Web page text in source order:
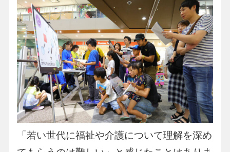
「若い世代に福祉や介護について理解を深め